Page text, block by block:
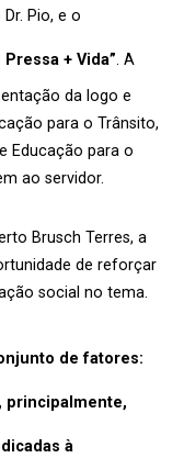
Pio, e o
+ Vida”. A
da logo e
para o Trânsito,
Educação para o
ao servidor.
Brusch Terres, a
de reforçar
social no tema.
de fatores:
principalmente,
à